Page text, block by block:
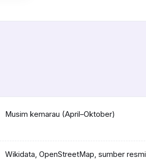
Musim kemarau (April–Oktober)
Wikidata, OpenStreetMap, sumber resmi